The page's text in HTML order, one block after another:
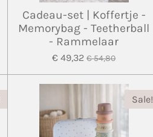
Cadeau-set | Koffertje -
Memorybag - Teetherball
- Rammelaar
€ 49,32 € 54,80
Sale!